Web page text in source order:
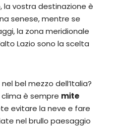
la vostra destinazione è
senese, mentre se
la zona meridionale
Lazio sono la scelta
bel mezzo dell’Italia?
è sempre mite
evitare la neve e fare
nel brullo paesaggio